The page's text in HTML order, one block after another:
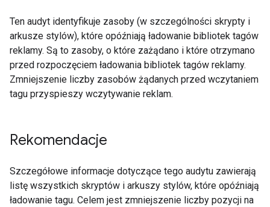
Ten audyt identyfikuje zasoby (w szczególności skrypty i
arkusze stylów), które opóźniają ładowanie bibliotek tagów
reklamy. Są to zasoby, o które zażądano i które otrzymano
przed rozpoczęciem ładowania bibliotek tagów reklamy.
Zmniejszenie liczby zasobów żądanych przed wczytaniem
tagu przyspieszy wczytywanie reklam.
Rekomendacje
Szczegółowe informacje dotyczące tego audytu zawierają
listę wszystkich skryptów i arkuszy stylów, które opóźniają
ładowanie tagu. Celem jest zmniejszenie liczby pozycji na